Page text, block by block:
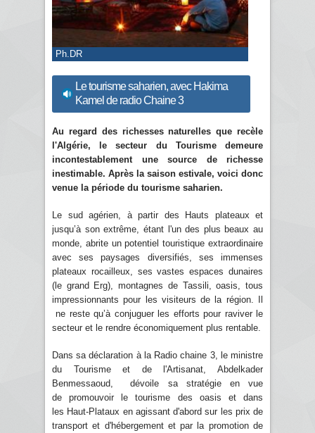
Ph.DR
Le tourisme saharien, avec Hakima
Kamel de radio Chaine 3
Au regard des richesses naturelles que recèle
l'Algérie, le secteur du Tourisme demeure
incontestablement une source de richesse
inestimable. Après la saison estivale, voici donc
venue la période du tourisme saharien.
Le sud agérien, à partir des Hauts plateaux et
jusqu’à son extrême, étant l'un des plus beaux au
monde, abrite un potentiel touristique extraordinaire
avec ses paysages diversifiés, ses immenses
plateaux rocailleux, ses vastes espaces dunaires
(le grand Erg), montagnes de Tassili, oasis, tous
impressionnants pour les visiteurs de la région. Il
ne reste qu’à conjuguer les efforts pour raviver le
secteur et le rendre économiquement plus rentable.
Dans sa déclaration à la Radio chaine 3, le ministre
du Tourisme et de l'Artisanat, Abdelkader
Benmessaoud, dévoile sa stratégie en vue
de promouvoir le tourisme des oasis et dans
les Haut-Plataux en agissant d'abord sur les prix de
transport et d'hébergement et par la promotion de